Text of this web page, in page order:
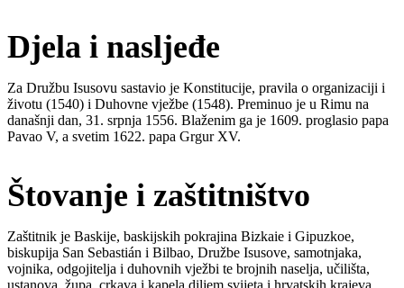
Djela i nasljeđe
Za Družbu Isusovu sastavio je Konstitucije, pravila o organizaciji i
životu (1540) i Duhovne vježbe (1548). Preminuo je u Rimu na
današnji dan, 31. srpnja 1556. Blaženim ga je 1609. proglasio papa
Pavao V, a svetim 1622. papa Grgur XV.
Štovanje i zaštitništvo
Zaštitnik je Baskije, baskijskih pokrajina Bizkaie i Gipuzkoe,
biskupija San Sebastián i Bilbao, Družbe Isusove, samotnjaka,
vojnika, odgojitelja i duhovnih vježbi te brojnih naselja, učilišta,